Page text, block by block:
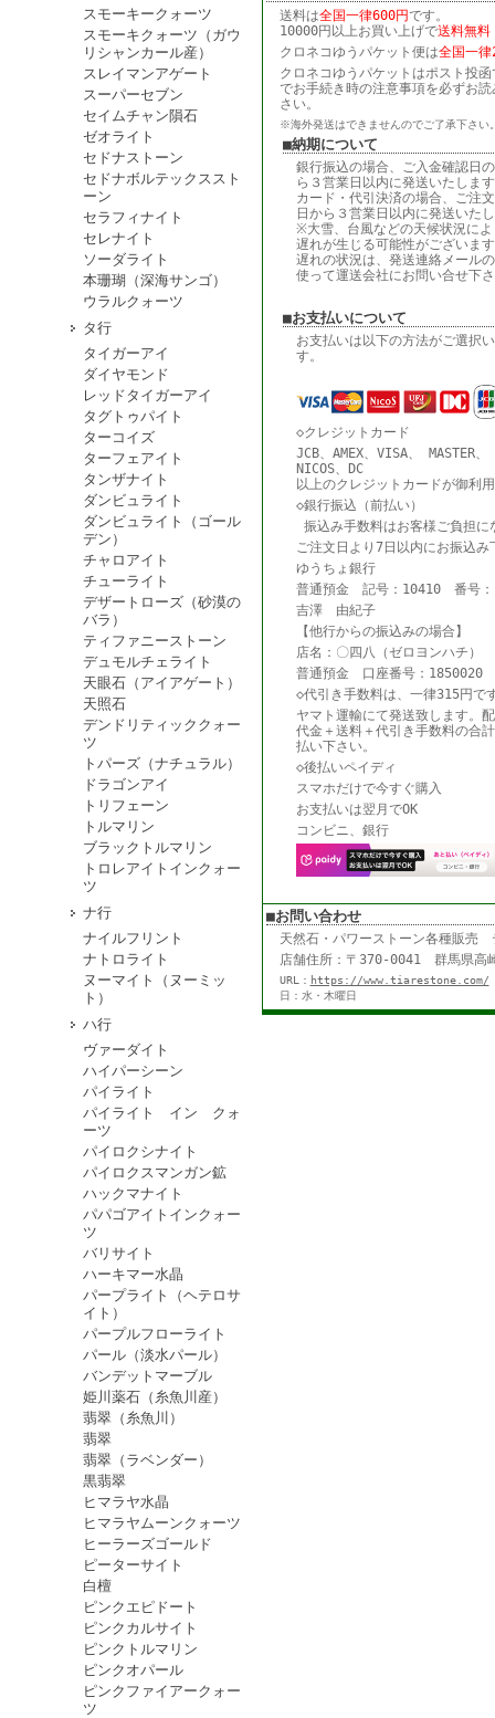
スモーキークォーツ
スモーキクォーツ（ガウ
リシャンカール産）
スレイマンアゲート
スーパーセブン
セイムチャン隕石
ゼオライト
セドナストーン
セドナボルテックススト
ーン
セラフィナイト
セレナイト
ソーダライト
本珊瑚（深海サンゴ）
ウラルクォーツ
タ行
タイガーアイ
ダイヤモンド
レッドタイガーアイ
タグトゥパイト
ターコイズ
ターフェアイト
タンザナイト
ダンビュライト
ダンビュライト（ゴール
デン）
チャロアイト
チューライト
デザートローズ（砂漠の
バラ）
ティファニーストーン
デュモルチェライト
天眼石（アイアゲート）
天照石
デンドリティッククォー
ツ
トパーズ（ナチュラル）
ドラゴンアイ
トリフェーン
トルマリン
ブラックトルマリン
トロレアイトインクォー
ツ
ナ行
ナイルフリント
ナトロライト
ヌーマイト（ヌーミッ
ト）
ハ行
ヴァーダイト
ハイパーシーン
パイライト
パイライト イン クォ
ーツ
パイロクシナイト
パイロクスマンガン鉱
ハックマナイト
パパゴアイトインクォー
ツ
バリサイト
ハーキマー水晶
パープライト（ヘテロサ
イト）
パープルフローライト
パール（淡水パール）
バンデットマーブル
姫川薬石（糸魚川産）
翡翠（糸魚川）
翡翠
翡翠（ラベンダー）
黒翡翠
ヒマラヤ水晶
ヒマラヤムーンクォーツ
ヒーラーズゴールド
ピーターサイト
白檀
ピンクエピドート
ピンクカルサイト
ピンクトルマリン
ピンクオパール
ピンクファイアークォー
ツ
送料は全国一律600円です。
10000円以上お買い上げで送料無料
クロネコゆうパケット便は全国一律
クロネコゆうパケットはポスト投
でお手続き時の注意事項を必ずお
さい。
※海外発送はできませんのでご了承下さい
■納期について
銀行振込の場合、ご入金確認日
ら３営業日以内に発送いたしま
カード・代引決済の場合、ご注
日から３営業日以内に発送いた
※大雪、台風などの天候状況に
遅れが生じる可能性がございま
遅れの状況は、発送連絡メール
使って運送会社にお問い合せ下
■お支払いについて
お支払いは以下の方法がご選択
す。
◇クレジットカード
JCB、AMEX、VISA、 MASTER
NICOS、DC
以上のクレジットカードが御利
◇銀行振込（前払い）
振込み手数料はお客様ご負担に
ご注文日より7日以内にお振込み
ゆうちょ銀行
普通預金 記号：10410 番号：
吉澤 由紀子
【他行からの振込みの場合】
店名：〇四八（ゼロヨンハチ）
普通預金 口座番号：1850020
◇代引き手数料は、一律315円で
ヤマト運輸にて発送致します。
代金＋送料＋代引き手数料の合
払い下さい。
◇後払いペイディ
スマホだけで今すぐ購入
お支払いは翌月でOK
コンビニ、銀行
■お問い合わせ
天然石・パワーストーン各種販
店舗住所：〒370-0041 群馬
URL： https://www.tiarestone.com/
日：水・木曜日